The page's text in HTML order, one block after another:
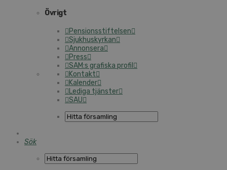
Övrigt
Pensionsstiftelsen
Sjukhuskyrkan
Annonsera
Press
SAM:s grafiska profil
Kontakt
Kalender
Lediga tjänster
SAU
Sök